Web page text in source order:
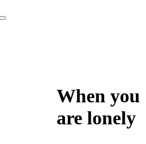
When you
are lonely